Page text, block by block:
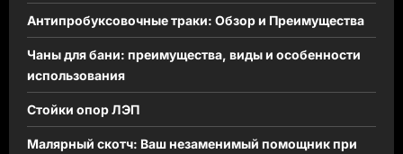
Антипробуксовочные траки: Обзор и Преимущества
Чаны для бани: преимущества, виды и особенности
использования
Стойки опор ЛЭП
Малярный скотч: Ваш незаменимый помощник при